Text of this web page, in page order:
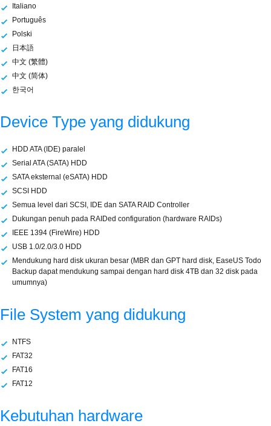
Italiano
Português
Polski
日本語
中文 (繁體)
中文 (简体)
한국어
Device Type yang didukung
HDD ATA (IDE) paralel
Serial ATA (SATA) HDD
SATA eksternal (eSATA) HDD
SCSI HDD
Semua level dari SCSI, IDE dan SATA RAID Controller
Dukungan penuh pada RAIDed configuration (hardware RAIDs)
IEEE 1394 (FireWire) HDD
USB 1.0/2.0/3.0 HDD
Mendukung hard disk ukuran besar (MBR dan GPT hard disk, EaseUS Todo
Backup dapat mendukung sampai dengan hard disk 4TB dan 32 disk pada
umumnya)
File System yang didukung
NTFS
FAT32
FAT16
FAT12
Kebutuhan hardware